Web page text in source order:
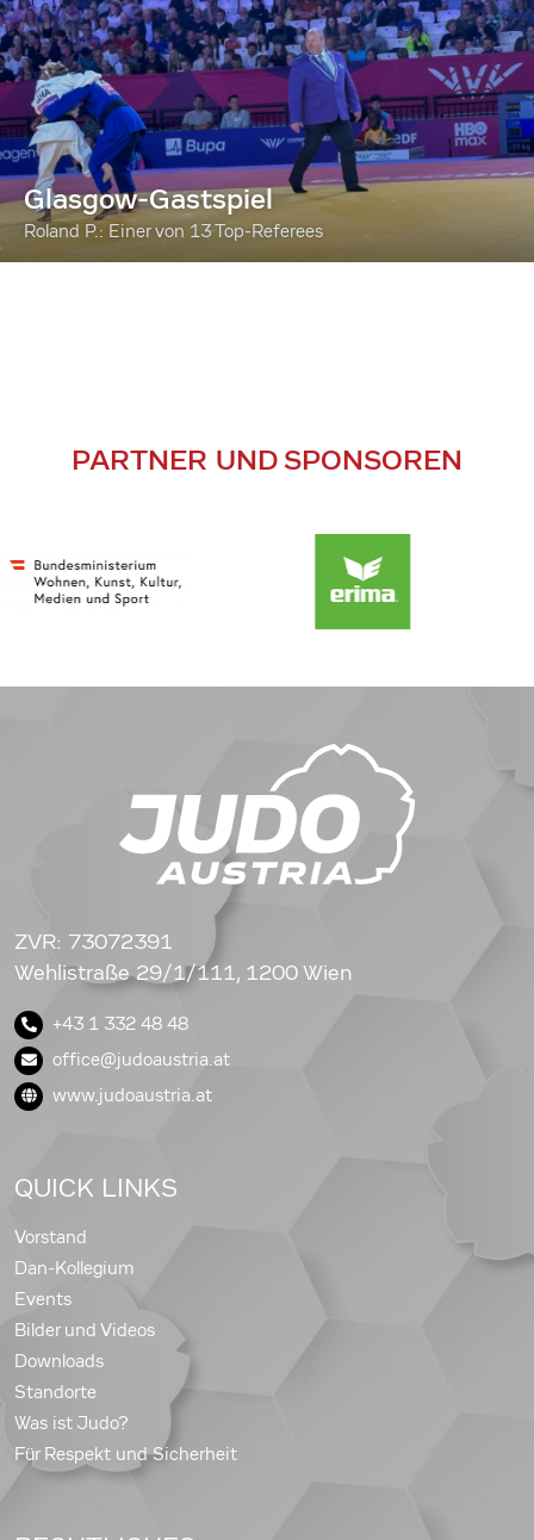
Glasgow-Gastspiel
Roland P.: Einer von 13 Top-Referees
PARTNER UND SPONSOREN
ZVR: 73072391
Wehlistraße 29/1/111, 1200 Wien
+43 1 332 48 48
office@judoaustria.at
www.judoaustria.at
QUICK LINKS
Vorstand
Dan-Kollegium
Events
Bilder und Videos
Downloads
Standorte
Was ist Judo?
Für Respekt und Sicherheit